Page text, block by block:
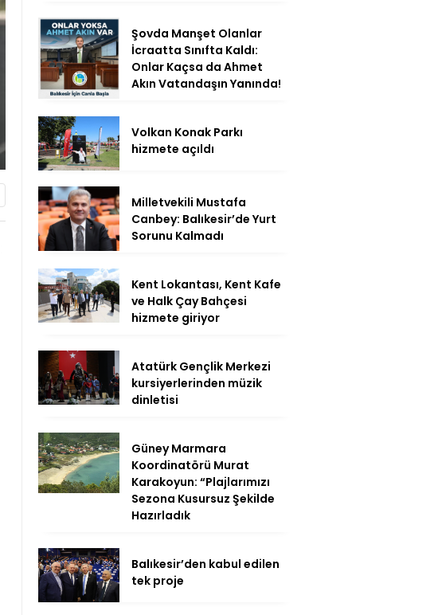
Şovda Manşet Olanlar
İcraatta Sınıfta Kaldı:
Onlar Kaçsa da Ahmet
Akın Vatandaşın Yanında!
Volkan Konak Parkı
hizmete açıldı
Milletvekili Mustafa
Canbey: Balıkesir’de Yurt
Sorunu Kalmadı
Kent Lokantası, Kent Kafe
ve Halk Çay Bahçesi
hizmete giriyor
Atatürk Gençlik Merkezi
kursiyerlerinden müzik
dinletisi
Güney Marmara
Koordinatörü Murat
Karakoyun: “Plajlarımızı
Sezona Kusursuz Şekilde
Hazırladık
Balıkesir’den kabul edilen
tek proje